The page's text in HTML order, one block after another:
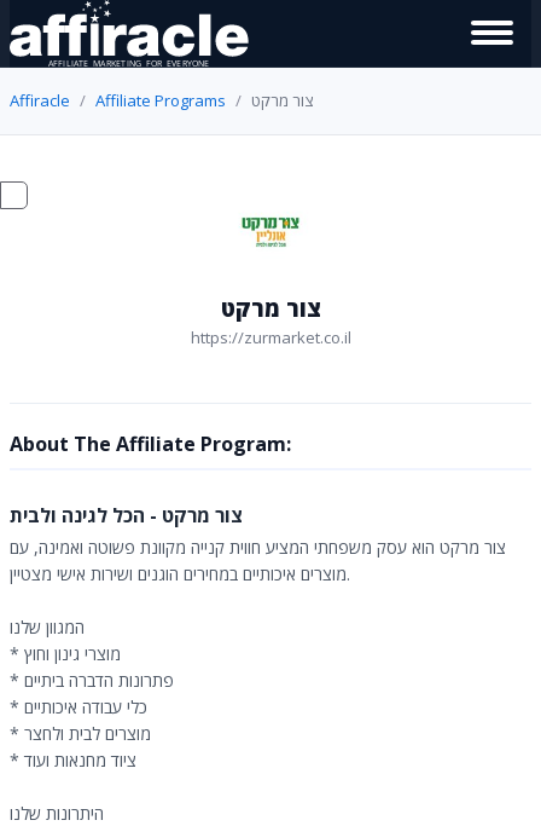
Affiracle Affiliate Programs צור מרקט
צור מרקט
https://zurmarket.co.il
About The Affiliate Program:
צור מרקט - הכל לגינה ולבית
צור מרקט הוא עסק משפחתי המציע חווית קנייה מקוונת פשוטה ואמינה, עם
מוצרים איכותיים במחירים הוגנים ושירות אישי מצטיין.
המגוון שלנו
* מוצרי גינון וחוץ
* פתרונות הדברה ביתיים
* כלי עבודה איכותיים
* מוצרים לבית ולחצר
* ציוד מחנאות ועוד
היתרונות שלנו